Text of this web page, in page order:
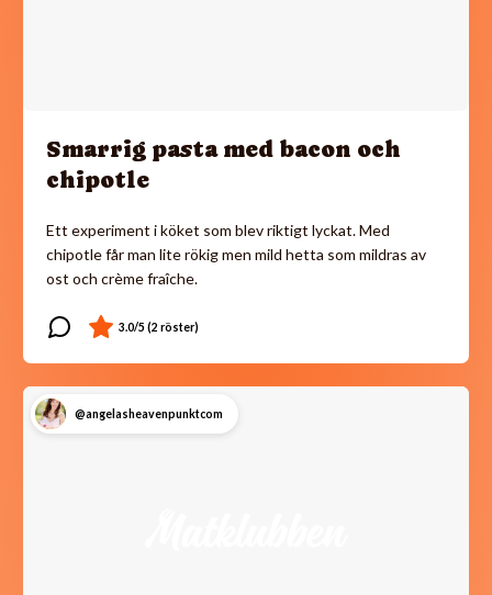
Smarrig pasta med bacon och
chipotle
Ett experiment i köket som blev riktigt lyckat. Med
chipotle får man lite rökig men mild hetta som mildras av
ost och crème fraîche.
@angelasheavenpunktcom